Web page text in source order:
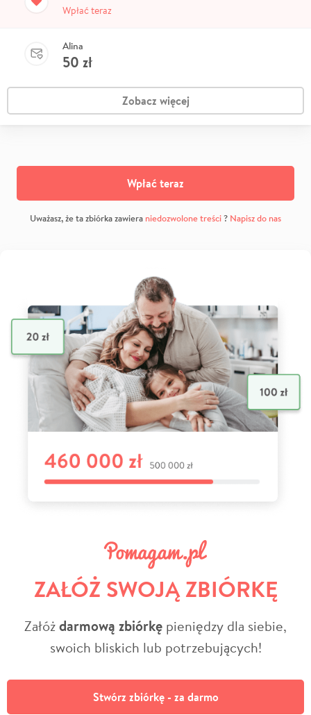
Wpłać teraz
Alina
50 zł
Zobacz więcej
Wpłać teraz
Uważasz, że ta zbiórka zawiera niedozwolone treści? Napisz do nas
ZAŁÓŻ SWOJĄ ZBIÓRKĘ
Załóżdarmową zbiórkę pieniędzy dla siebie,
swoich bliskich lub potrzebujących!
Stwórz zbiórkę - za darmo